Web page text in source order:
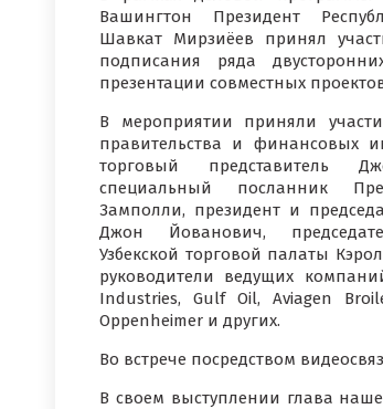
Вашингтон Президент
Шавкат Мирзиёев принял
подписания ряда
презентации совместных
В мероприятии приняли
правительства и финансовых
торговый представитель
специальный посланник
Замполли, президент и
Джон Йованович,
Узбекской торговой палаты
руководители ведущих
Industries, Gulf Oil, Aviagen
Oppenheimer и других.
Во встрече посредством
В своем выступлении глава